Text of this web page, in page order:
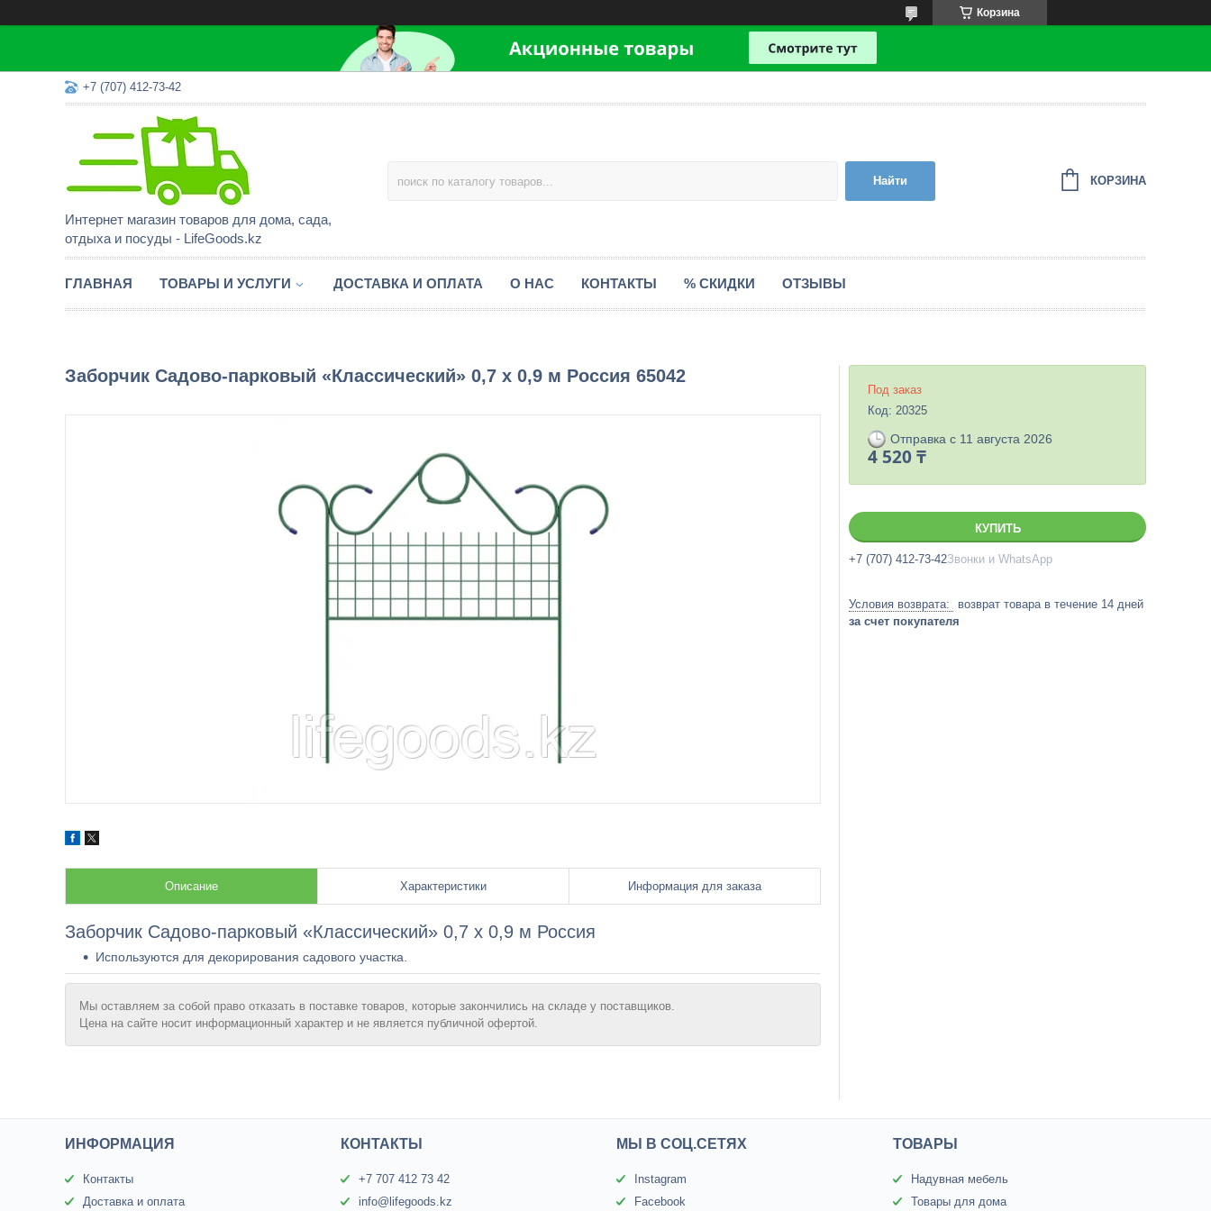
Корзина
+7 (707) 412-73-42
Интернет магазин товаров для дома, сада,
отдыха и посуды - LifeGoods.kz
Найти КОРЗИНА
ГЛАВНАЯ ТОВАРЫ И УСЛУГИ ДОСТАВКА И ОПЛАТА О НАС КОНТАКТЫ % СКИДКИ ОТЗЫВЫ
Заборчик Садово-парковый «Классический» 0,7 х 0,9 м Россия 65042
Описание Характеристики Информация для заказа
Заборчик Садово-парковый «Классический» 0,7 х 0,9 м Россия
Используются для декорирования садового участка.
Мы оставляем за собой право отказать в поставке товаров, которые закончились на складе у поставщиков.
Цена на сайте носит информационный характер и не является публичной офертой.
Под заказ
Код: 20325
Отправка с 11 августа 2026
4 520 ₸
КУПИТЬ
+7 (707) 412-73-42Звонки и WhatsApp
возврат товара в течение 14 дней
за счет покупателя
ИНФОРМАЦИЯ
Контакты
Доставка и оплата
КОНТАКТЫ
+7 707 412 73 42
info@lifegoods.kz
МЫ В СОЦ.СЕТЯХ
Instagram
Facebook
ТОВАРЫ
Надувная мебель
Товары для дома